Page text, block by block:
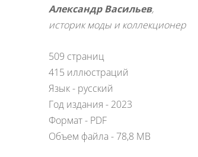
Александр Васильев,
историк моды и коллекционер
509 страниц
415 иллюстраций
Язык - русский
Год издания - 2023
Формат - PDF
Объем файла - 78,8 MB